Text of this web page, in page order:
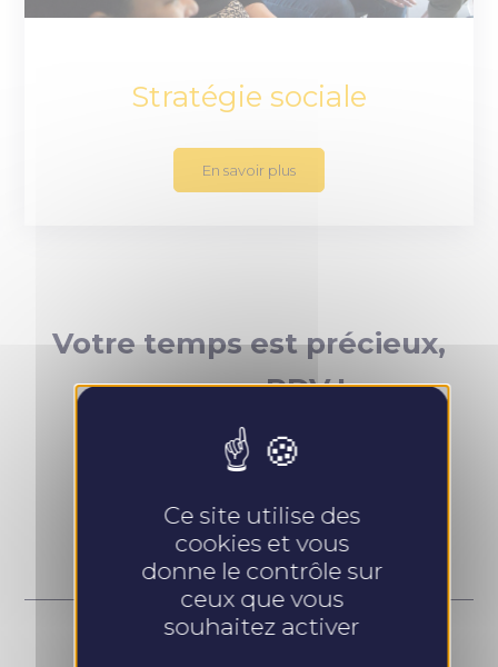
Stratégie sociale
En savoir plus
Votre temps est précieux,
prenez RDV !
Ce site utilise des
cookies et vous
donne le contrôle sur
ceux que vous
souhaitez activer